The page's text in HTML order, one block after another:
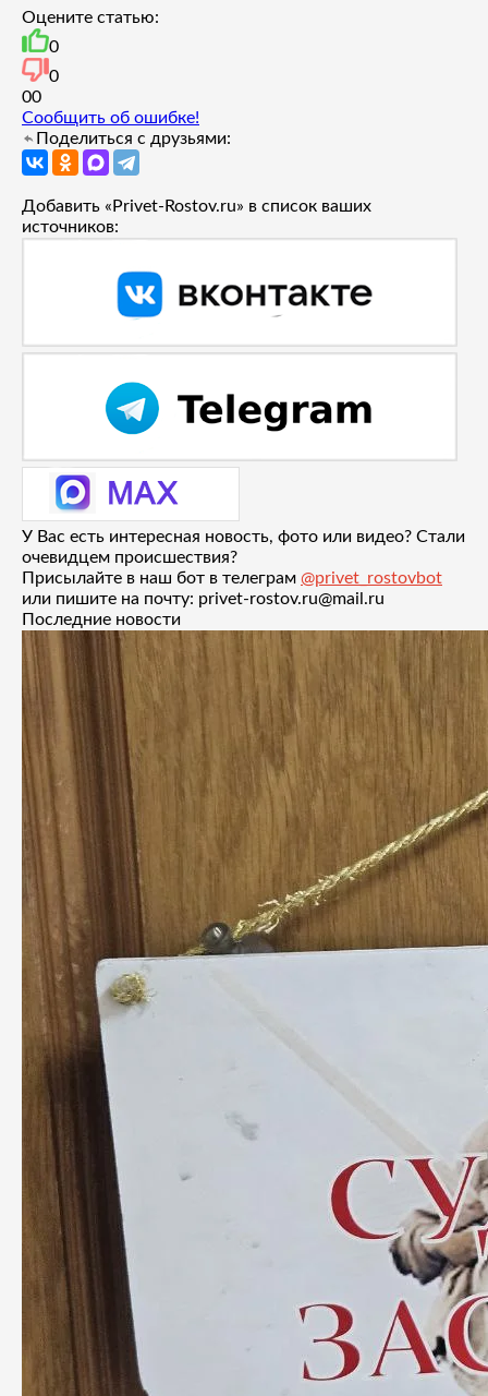
Оцените статью:
0
0
00
Сообщить об ошибке!
Поделиться с друзьями:
Добавить «Privet-Rostov.ru» в список ваших
источников:
У Вас есть интересная новость, фото или видео? Стали
очевидцем происшествия?
Присылайте в наш бот в телеграм @privet_rostovbot
или пишите на почту: privet-rostov.ru@mail.ru
Последние новости